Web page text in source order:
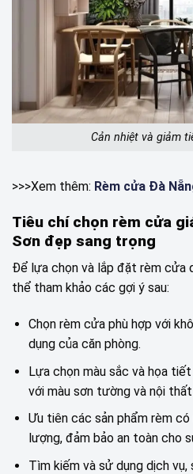
Cản nhiệt và giảm
>>>Xem thêm: Rèm cửa Đà
Tiêu chí chọn rèm cửa
Sơn đẹp sang trọng
Để lựa chọn và lắp đặt rèm cửa
thể tham khảo các gợi ý sau:
Chọn rèm cửa phù hợp với
dụng của căn phòng.
Lựa chọn màu sắc và họa
với màu sơn tường và nội
Ưu tiên các sản phẩm rèm
lượng, đảm bảo an toàn cho
Tìm kiếm và sử dụng dịch